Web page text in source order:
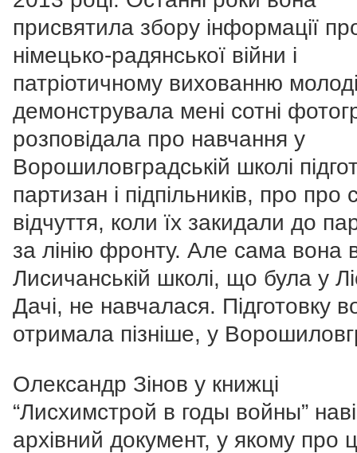
присвятила збору інформації
німецько-радянської війни і
патріотичному вихованню
демонструвала мені сотні
розповідала про навчання у
Ворошиловградській школі
партизан і підпільників, про про
відчуття, коли їх закидали до
за лінію фронту. Але сама вона
Лисичанській школі, що була у
Дачі, не навчалася. Підготовку
отримала пізніше, у
Олександр Зінов у книжці
“Лисхимстрой в годы войны”
архівний документ, у якому про